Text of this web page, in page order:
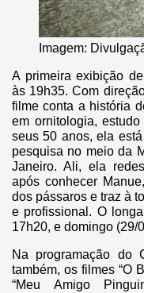
Imagem:
A primeira exibição
às 19h35. Com
filme conta a história
em ornitologia,
seus 50 anos, ela
pesquisa no meio da
Janeiro. Ali, ela
após conhecer
dos pássaros e traz à
e profissional. O
17h20, e domingo (29/
Na programação do
também, os filmes “O
“Meu Amigo